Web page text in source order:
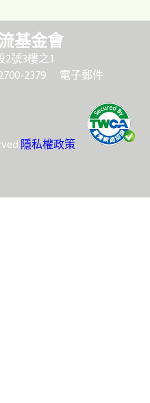
基金會
2號3樓之1
2379
電子郵件
隱私權政策